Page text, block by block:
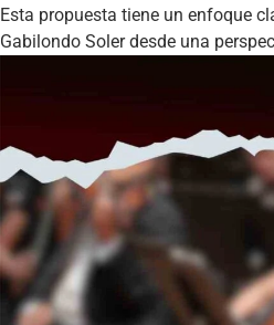
Esta propuesta tiene un enfoque
Gabilondo Soler desde una